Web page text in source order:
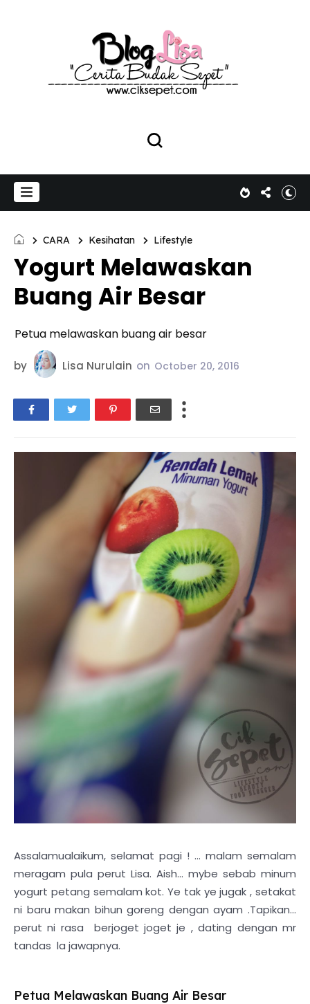
CARA Kesihatan Lifestyle
Yogurt Melawaskan
Buang Air Besar
Petua melawaskan buang air besar
by Lisa Nurulain on October 20, 2016
Assalamualaikum, selamat pagi ! ... malam semalam
meragam pula perut Lisa. Aish... mybe sebab minum
yogurt petang semalam kot. Ye tak ye jugak , setakat
ni baru makan bihun goreng dengan ayam .Tapikan...
perut ni rasa berjoget joget je , dating dengan mr
tandas la jawapnya.
Petua Melawaskan Buang Air Besar